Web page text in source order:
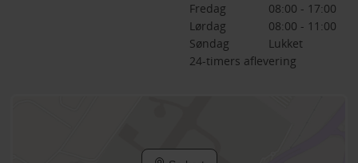
Fredag
08:00 - 17:00
Lørdag
08:00 - 11:00
Søndag
Lukket
24-timers aflevering